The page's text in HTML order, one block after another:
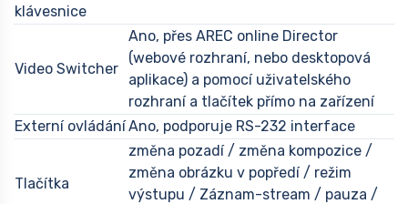
klávesnice
Video Switcher
Ano, přes AREC online Director
(webové rozhraní, nebo desktopová
aplikace) a pomocí uživatelského
rozhraní a tlačítek přímo na zařízení
Externí ovládáníAno, podporuje RS-232 interface
Tlačítka
změna pozadí / změna kompozice /
změna obrázku v popředí / režim
výstupu / Záznam-stream / pauza /